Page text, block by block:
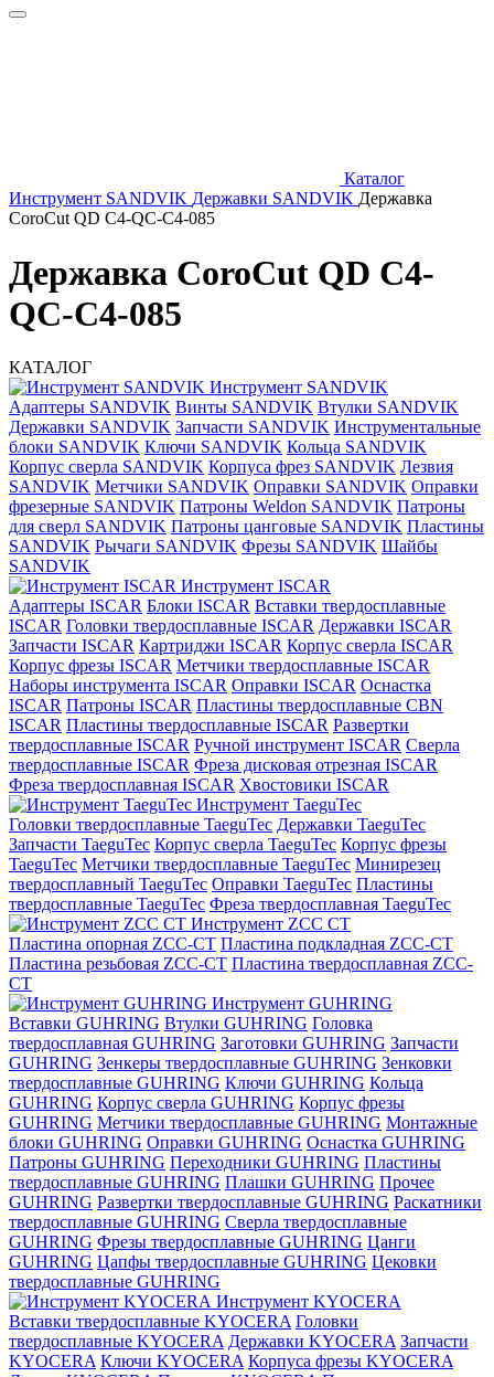
Каталог
Инструмент SANDVIK Державки SANDVIK Державка
CoroCut QD C4-QC-C4-085
Державка CoroCut QD C4-
QC-C4-085
КАТАЛОГ
Инструмент SANDVIK
Адаптеры SANDVIK Винты SANDVIK Втулки SANDVIK
Державки SANDVIK Запчасти SANDVIK Инструментальные
блоки SANDVIK Ключи SANDVIK Кольца SANDVIK
Корпус сверла SANDVIK Корпуса фрез SANDVIK Лезвия
SANDVIK Метчики SANDVIK Оправки SANDVIK Оправки
фрезерные SANDVIK Патроны Weldon SANDVIK Патроны
для сверл SANDVIK Патроны цанговые SANDVIK Пластины
SANDVIK Рычаги SANDVIK Фрезы SANDVIK Шайбы
SANDVIK
Инструмент ISCAR
Адаптеры ISCAR Блоки ISCAR Вставки твердосплавные
ISCAR Головки твердосплавные ISCAR Державки ISCAR
Запчасти ISCAR Картриджи ISCAR Корпус сверла ISCAR
Корпус фрезы ISCAR Метчики твердосплавные ISCAR
Наборы инструмента ISCAR Оправки ISCAR Оснастка
ISCAR Патроны ISCAR Пластины твердосплавные CBN
ISCAR Пластины твердосплавные ISCAR Развертки
твердосплавные ISCAR Ручной инструмент ISCAR Сверла
твердосплавные ISCAR Фреза дисковая отрезная ISCAR
Фреза твердосплавная ISCAR Хвостовики ISCAR
Инструмент TaeguTec
Головки твердосплавные TaeguTec Державки TaeguTec
Запчасти TaeguTec Корпус сверла TaeguTec Корпус фрезы
TaeguTec Метчики твердосплавные TaeguTec Минирезец
твердосплавный TaeguTec Оправки TaeguTec Пластины
твердосплавные TaeguTec Фреза твердосплавная TaeguTec
Инструмент ZCС CT
Пластина опорная ZCC-CT Пластина подкладная ZCC-CT
Пластина резьбовая ZCC-CT Пластина твердосплавная ZCC-
CT
Инструмент GUHRING
Вставки GUHRING Втулки GUHRING Головка
твердосплавная GUHRING Заготовки GUHRING Запчасти
GUHRING Зенкеры твердосплавные GUHRING Зенковки
твердосплавные GUHRING Ключи GUHRING Кольца
GUHRING Корпус сверла GUHRING Корпус фрезы
GUHRING Метчики твердосплавные GUHRING Монтажные
блоки GUHRING Оправки GUHRING Оснастка GUHRING
Патроны GUHRING Переходники GUHRING Пластины
твердосплавные GUHRING Плашки GUHRING Прочее
GUHRING Развертки твердосплавные GUHRING Раскатники
твердосплавные GUHRING Сверла твердосплавные
GUHRING Фрезы твердосплавные GUHRING Цанги
GUHRING Цапфы твердосплавные GUHRING Цековки
твердосплавные GUHRING
Инструмент KYOCERA
Вставки твердосплавные KYOCERA Головки
твердосплавные KYOCERA Державки KYOCERA Запчасти
KYOCERA Ключи KYOCERA Корпуса фрезы KYOCERA